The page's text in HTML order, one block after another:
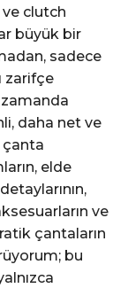
clutch
büyük bir
sadece
zarifçe
zamanda
daha net ve
çanta
elde
ve
çantaların
bu